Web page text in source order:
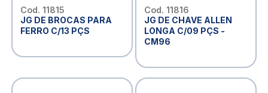
Cod. 11815
JG DE BROCAS PARA
FERRO C/13 PÇS
Cod. 11816
JG DE CHAVE ALLEN
LONGA C/09 PÇS -
CM96